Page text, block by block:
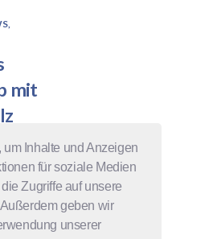
Inhalte und Anzeigen
für soziale Medien
Zugriffe auf unsere
geben wir
unserer
mit
Uhr